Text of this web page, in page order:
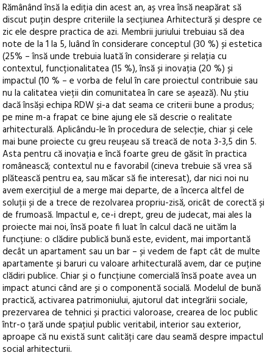
Rămânând însă la ediția din acest an, aș vrea însă neapărat să
discut puțin despre criteriile la secțiunea Arhitectură și despre ce
zic ele despre practica de azi. Membrii juriului trebuiau să dea
note de la 1 la 5, luând în considerare conceptul (30 %) și estetica
(25% – însă unde trebuia luată în considerare și relația cu
contextul, funcționalitatea (15 %), însă și inovația (20 %) și
impactul (10 % – e vorba de felul în care proiectul contribuie sau
nu la calitatea vieții din comunitatea în care se așează). Nu știu
dacă însăși echipa RDW și-a dat seama ce criterii bune a produs;
pe mine m-a frapat ce bine ajung ele să descrie o realitate
arhitecturală. Aplicându-le în procedura de selecție, chiar și cele
mai bune proiecte cu greu reușeau să treacă de nota 3-3,5 din 5.
Asta pentru că inovația e încă foarte greu de găsit în practica
românească; contextul nu e favorabil (cineva trebuie să vrea să
plătească pentru ea, sau măcar să fie interesat), dar nici noi nu
avem exercițiul de a merge mai departe, de a încerca altfel de
soluții și de a trece de rezolvarea propriu-zisă, oricât de corectă și
de frumoasă. Impactul e, ce-i drept, greu de judecat, mai ales la
proiecte mai noi, însă poate fi luat în calcul dacă ne uităm la
funcțiune: o clădire publică bună este, evident, mai importantă
decât un apartament sau un bar – și vedem de fapt cât de multe
apartamente și baruri cu valoare arhitecturală avem, dar ce puține
clădiri publice. Chiar și o funcțiune comercială însă poate avea un
impact atunci când are și o componentă socială. Modelul de bună
practică, activarea patrimoniului, ajutorul dat integrării sociale,
prezervarea de tehnici și practici valoroase, crearea de loc public
într-o țară unde spațiul public veritabil, interior sau exterior,
aproape că nu există sunt calități care dau seamă despre impactul
social arhitecturii.